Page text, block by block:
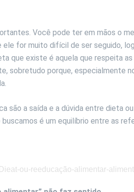
Você pode ter em mãos o
ele for muito difícil de ser seguido,
que existe é aquela que respeita as
sobretudo porque, especialmente
são a saída e a dúvida entre dieta
é um equilíbrio entre as